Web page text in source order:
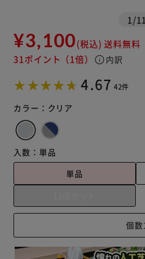
1 /11
¥3,100(税込) 送料無料
31ポイント （1倍） info 内訳
4.67 42件
カラー： クリア
入数： 単品
単品